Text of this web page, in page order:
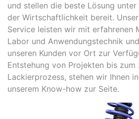
und stellen die beste Lösung
der Wirtschaftlichkeit bereit.
Service leisten wir mit erfahrenen
Labor und Anwendungstechnik
unseren Kunden vor Ort zur
Entstehung von Projekten bis zum
Lackierprozess, stehen wir Ihnen
unserem Know-how zur Seite.